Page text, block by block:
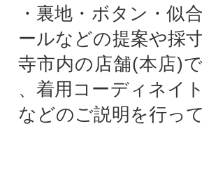
・裏地・ボタン・似
ールなどの提案や採
寺市内の店舗(本店)
、着用コーディネイ
などのご説明を行っ